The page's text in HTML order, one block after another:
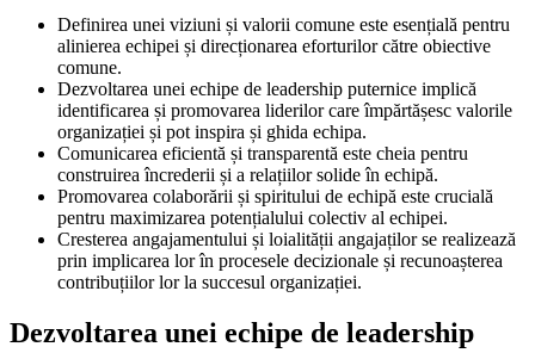
Definirea unei viziuni și valorii comune este esențială pentru
alinierea echipei și direcționarea eforturilor către obiective
comune.
Dezvoltarea unei echipe de leadership puternice implică
identificarea și promovarea liderilor care împărtășesc valorile
organizației și pot inspira și ghida echipa.
Comunicarea eficientă și transparentă este cheia pentru
construirea încrederii și a relațiilor solide în echipă.
Promovarea colaborării și spiritului de echipă este crucială
pentru maximizarea potențialului colectiv al echipei.
Cresterea angajamentului și loialității angajaților se realizează
prin implicarea lor în procesele decizionale și recunoașterea
contribuțiilor lor la succesul organizației.
Dezvoltarea unei echipe de leadership